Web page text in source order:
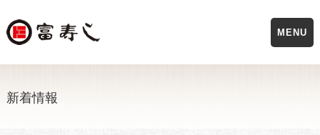
新着情報
MENU